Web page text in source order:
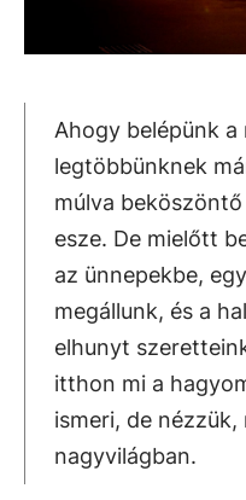
Ahogy belépünk a
legtöbbünknek
múlva
esze. De mielőtt
az ünnepekbe,
megállunk, és a
elhunyt
itthon mi a
ismeri, de nézzük,
nagyvilágban.